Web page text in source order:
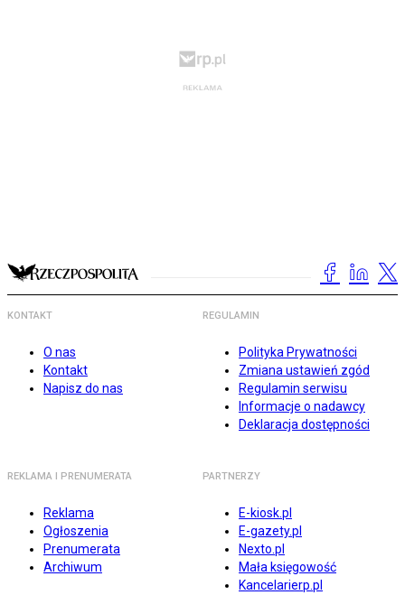
KONTAKT
O nas
Kontakt
Napisz do nas
REGULAMIN
Polityka Prywatności
Zmiana ustawień zgód
Regulamin serwisu
Informacje o nadawcy
Deklaracja dostępności
REKLAMA I PRENUMERATA
Reklama
Ogłoszenia
Prenumerata
Archiwum
PARTNERZY
E-kiosk.pl
E-gazety.pl
Nexto.pl
Mała księgowość
Kancelarierp.pl